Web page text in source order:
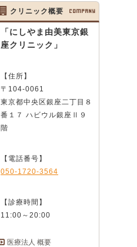
クリニック概要 COMPANY
「にしやま由美東京銀
座クリニック」
【住所】
〒104-0061
東京都中央区銀座二丁目８
番１７ ハビウル銀座Ⅱ９
階
【電話番号】
050-1720-3564
【診療時間】
11:00～20:00
医療法人 概要